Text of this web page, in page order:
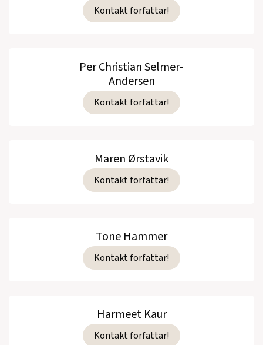
Kontakt forfattar!
Per Christian Selmer-
Andersen
Kontakt forfattar!
Maren Ørstavik
Kontakt forfattar!
Tone Hammer
Kontakt forfattar!
Harmeet Kaur
Kontakt forfattar!